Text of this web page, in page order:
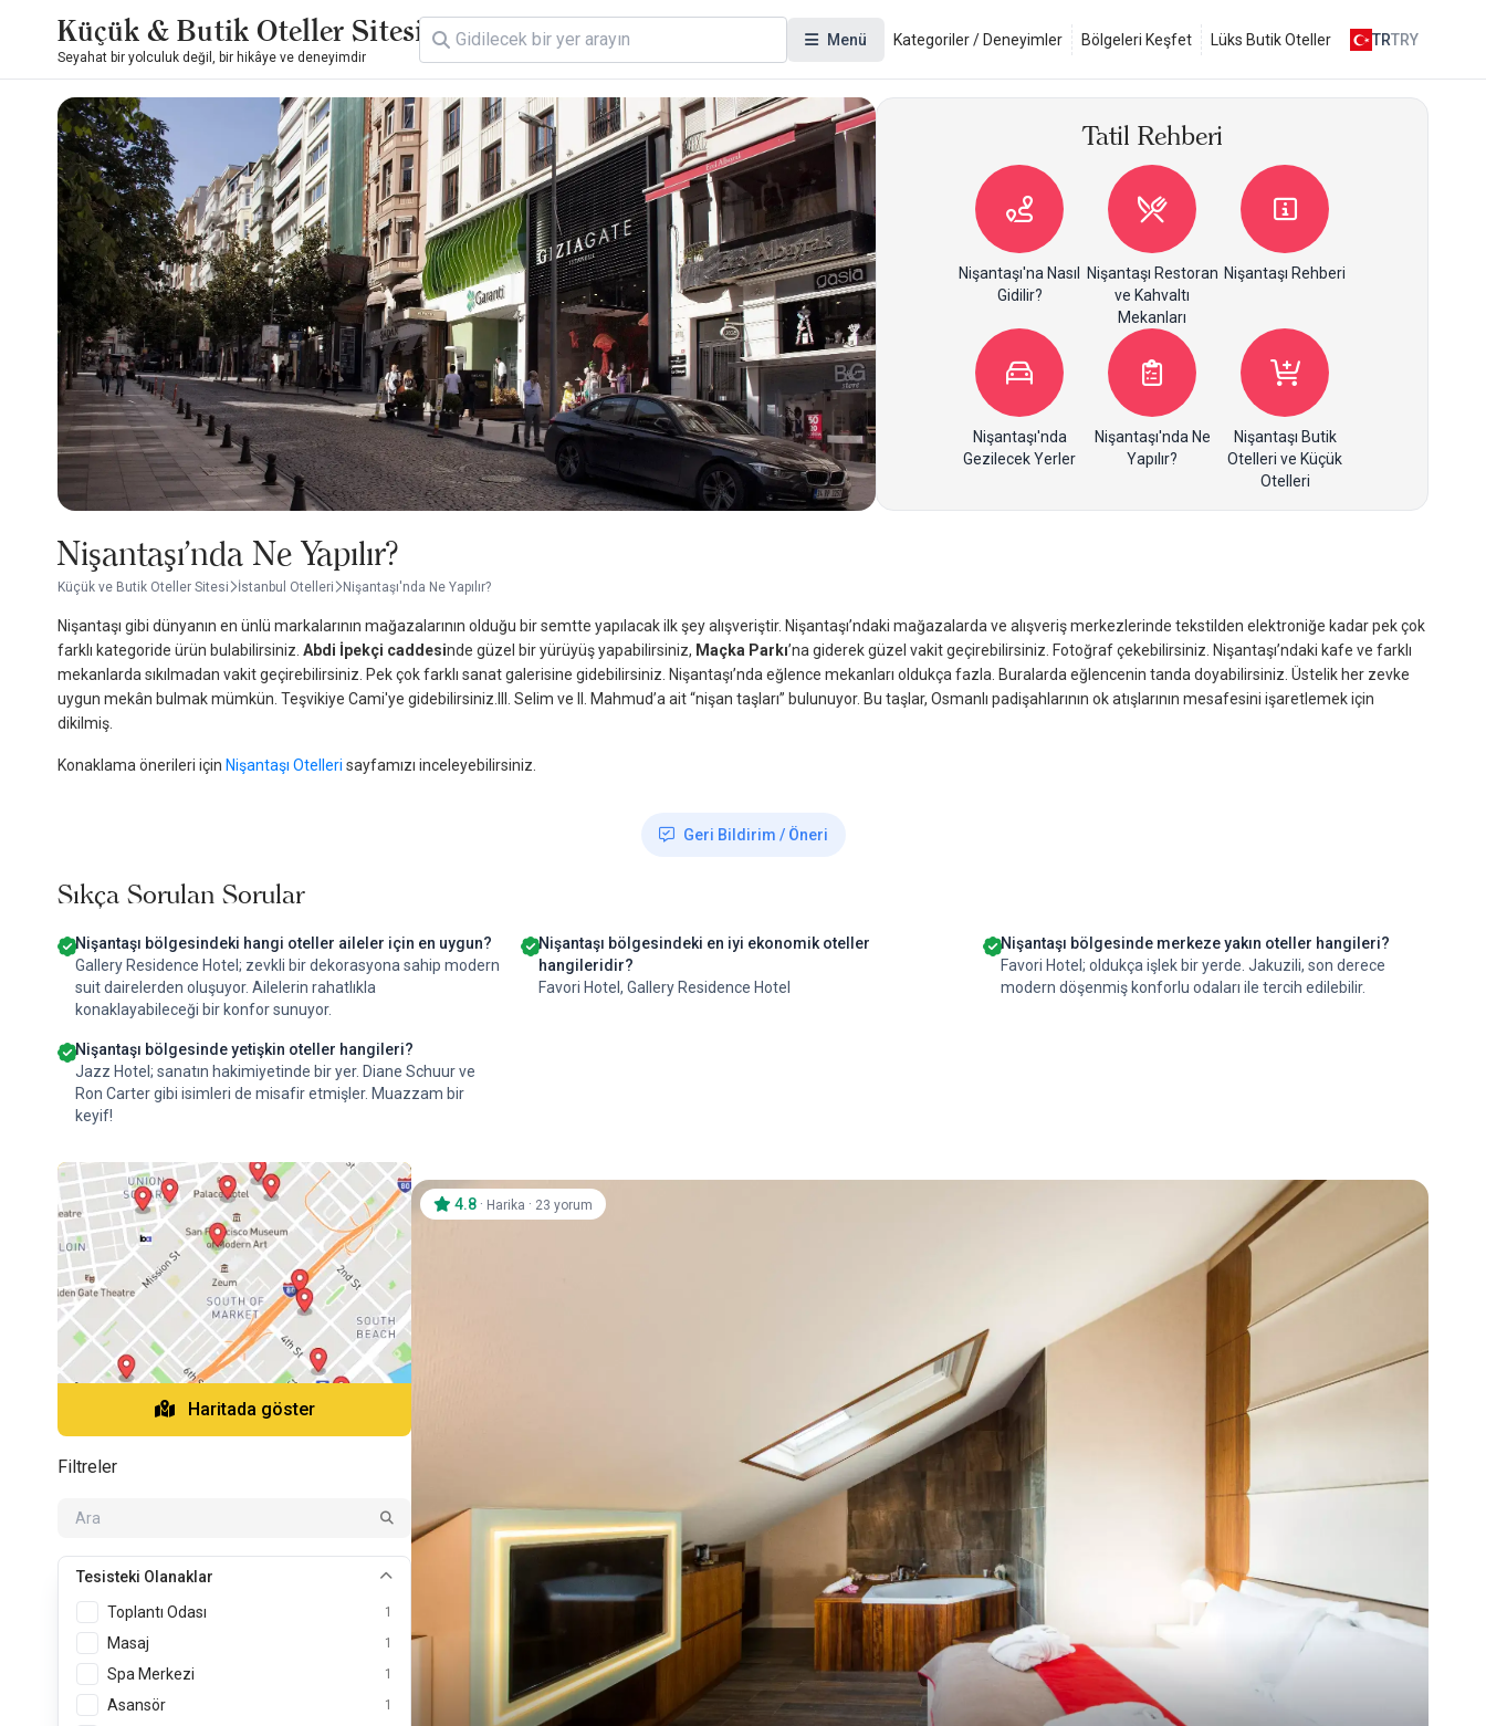
Küçük & Butik Oteller Sitesi
Seyahat bir yolculuk değil, bir hikâye ve deneyimdir
Menü Kategoriler / Deneyimler Bölgeleri Keşfet Lüks Butik Oteller TRTRY
Tatil Rehberi
Nişantaşı'na Nasıl
Gidilir?
Nişantaşı Restoran
ve Kahvaltı
Mekanları
Nişantaşı Rehberi
Nişantaşı'nda
Gezilecek Yerler
Nişantaşı'nda Ne
Yapılır?
Nişantaşı Butik
Otelleri ve Küçük
Otelleri
Nişantaşı'nda Ne Yapılır?
Küçük ve Butik Oteller Sitesi İstanbul Otelleri Nişantaşı'nda Ne Yapılır?
Nişantaşı gibi dünyanın en ünlü markalarının mağazalarının olduğu bir semtte yapılacak ilk şey alışveriştir. Nişantaşı’ndaki mağazalarda ve alışveriş merkezlerinde tekstilden elektroniğe kadar pek çok
farklı kategoride ürün bulabilirsiniz. Abdi İpekçi caddesinde güzel bir yürüyüş yapabilirsiniz, Maçka Parkı’na giderek güzel vakit geçirebilirsiniz. Fotoğraf çekebilirsiniz. Nişantaşı’ndaki kafe ve farklı
mekanlarda sıkılmadan vakit geçirebilirsiniz. Pek çok farklı sanat galerisine gidebilirsiniz. Nişantaşı’nda eğlence mekanları oldukça fazla. Buralarda eğlencenin tanda doyabilirsiniz. Üstelik her zevke
uygun mekân bulmak mümkün. Teşvikiye Cami'ye gidebilirsiniz.III. Selim ve II. Mahmud’a ait “nişan taşları” bulunuyor. Bu taşlar, Osmanlı padişahlarının ok atışlarının mesafesini işaretlemek için
dikilmiş.
Konaklama önerileri için Nişantaşı Otelleri sayfamızı inceleyebilirsiniz.
Geri Bildirim / Öneri
Sıkça Sorulan Sorular
Nişantaşı bölgesindeki hangi oteller aileler için en uygun?
Gallery Residence Hotel; zevkli bir dekorasyona sahip modern
suit dairelerden oluşuyor. Ailelerin rahatlıkla
konaklayabileceği bir konfor sunuyor.
Nişantaşı bölgesindeki en iyi ekonomik oteller
hangileridir?
Favori Hotel, Gallery Residence Hotel
Nişantaşı bölgesinde merkeze yakın oteller hangileri?
Favori Hotel; oldukça işlek bir yerde. Jakuzili, son derece
modern döşenmiş konforlu odaları ile tercih edilebilir.
Nişantaşı bölgesinde yetişkin oteller hangileri?
Jazz Hotel; sanatın hakimiyetinde bir yer. Diane Schuur ve
Ron Carter gibi isimleri de misafir etmişler. Muazzam bir
keyif!
Haritada göster
Filtreler
Tesisteki Olanaklar
Toplantı Odası
1
Masaj 1
Spa Merkezi 1
Asansör 1
4.8 · Harika · 23 yorum